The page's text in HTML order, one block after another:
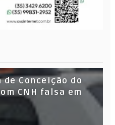
Conceição do
CNH falsa em